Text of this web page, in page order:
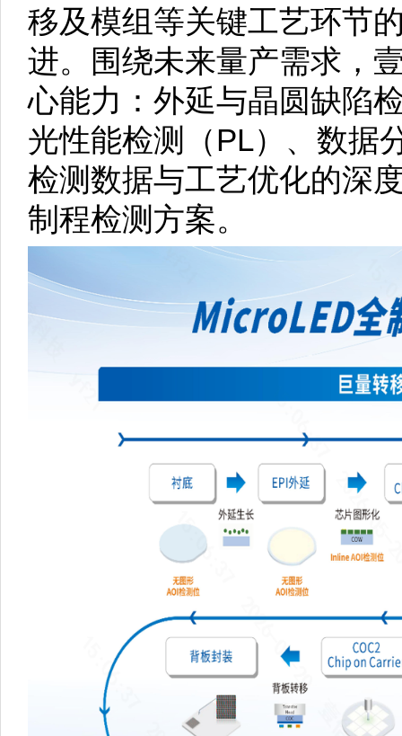
移及模组等关键工艺环节
进。围绕未来量产需求，
心能力：外延与晶圆缺陷
光性能检测（PL）、数据
检测数据与工艺优化的深
制程检测方案。